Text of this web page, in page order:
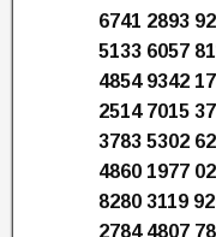
6741 2893
5133 6057
4854 9342
2514 7015
3783 5302
4860 1977
8280 3119
2784 4807